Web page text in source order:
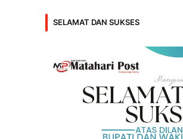
SELAMAT DAN SUKSES